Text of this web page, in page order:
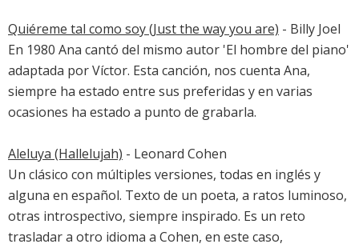
Quiéreme tal como soy (Just the way you are) - Billy Joel
En 1980 Ana cantó del mismo autor 'El hombre del piano'
adaptada por Víctor. Esta canción, nos cuenta Ana,
siempre ha estado entre sus preferidas y en varias
ocasiones ha estado a punto de grabarla.
Aleluya (Hallelujah) - Leonard Cohen
Un clásico con múltiples versiones, todas en inglés y
alguna en español. Texto de un poeta, a ratos luminoso,
otras introspectivo, siempre inspirado. Es un reto
trasladar a otro idioma a Cohen, en este caso,